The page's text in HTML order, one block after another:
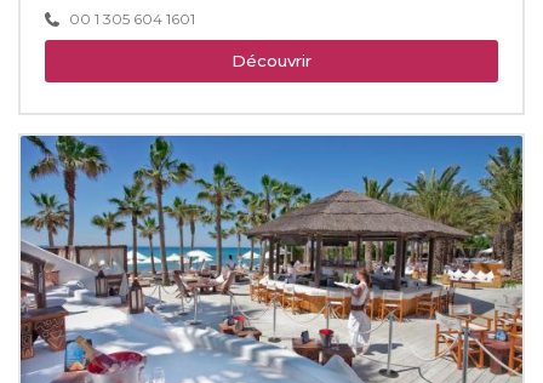
00 1 305 604 1601
Découvrir